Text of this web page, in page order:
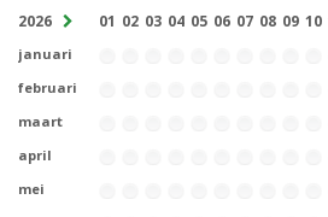
2026 01 02 03 04 05 06 07 08 09 10
januari
februari
maart
april
mei